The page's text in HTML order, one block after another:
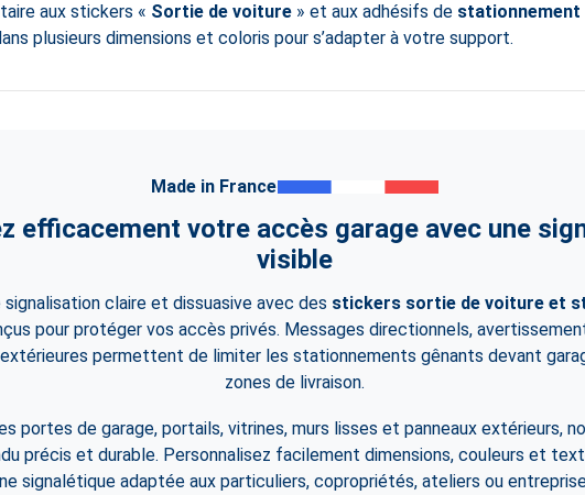
aux stickers « Sortie de voiture» et aux adhésifs de
plusieurs dimensions et coloris pour s’adapter à votre support.
Made in France
efficacement votre accès garage avec une
visible
claire et dissuasive avec des stickers sortie de voiture et
pour protéger vos accès privés. Messages directionnels,
permettent de limiter les stationnements gênants devant
zones de livraison.
portes de garage, portails, vitrines, murs lisses et panneaux extérieurs,
précis et durable. Personnalisez facilement dimensions, couleurs et
signalétique adaptée aux particuliers, copropriétés, ateliers ou